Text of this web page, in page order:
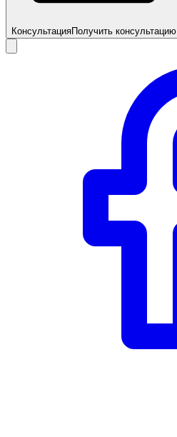
КонсультацияПолучить консультацию